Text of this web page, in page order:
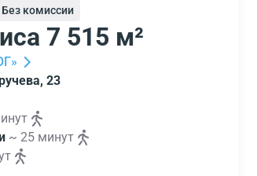
Без комиссии
7 515 м²
23
~ 25 минут